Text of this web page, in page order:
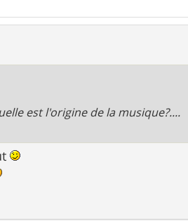
est l'origine de la musique?....